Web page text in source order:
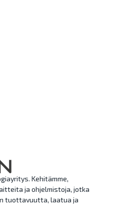
Kehitämme,
ja ohjelmistoja, jotka
tuottavuutta, laatua ja